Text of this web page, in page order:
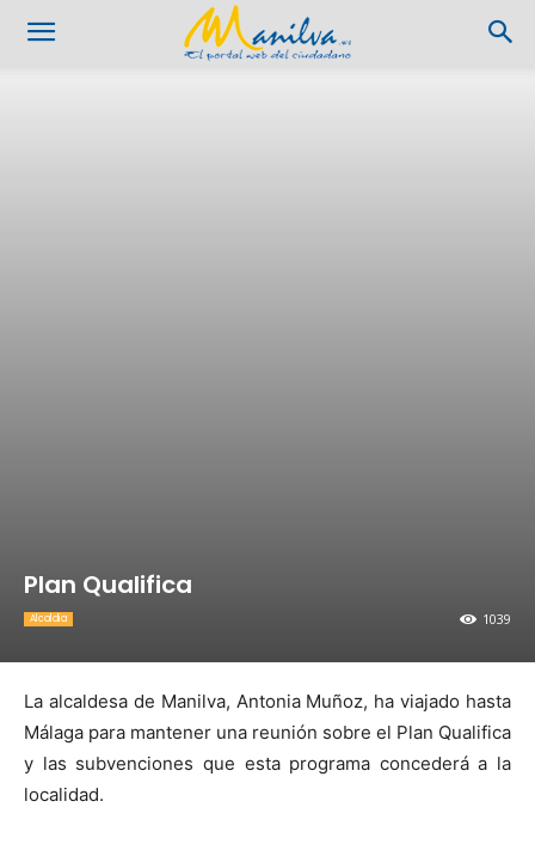
Plan Qualifica
1039
Alcaldia
La alcaldesa de Manilva, Antonia Muñoz, ha viajado hasta
Málaga para mantener una reunión sobre el Plan Qualifica
y las subvenciones que esta programa concederá a la
localidad.